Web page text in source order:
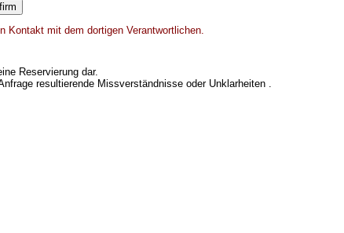
Kontakt mit dem dortigen Verantwortlichen.
Reservierung dar.
resultierende Missverständnisse oder Unklarheiten .